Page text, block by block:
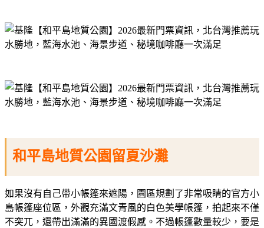
和平島地質公園留夏沙灘
如果沒有自己帶小帳篷來遮陽，園區規劃了非常吸睛的官方小
島帳篷座位區，外觀充滿文青風的白色美學帳篷，拍起來不僅
不突兀，還帶出滿滿的異國渡假感。 不過帳篷數量較少，要是